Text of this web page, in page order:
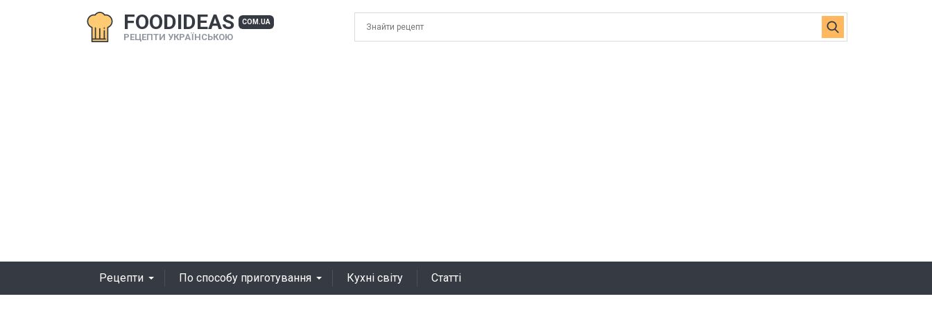
FOODIDEAS COM.UA
РЕЦЕПТИ УКРАЇНСЬКОЮ
Рецепти По способу приготування Кухні світу Статті